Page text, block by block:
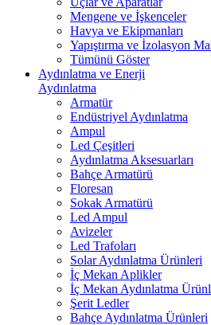
Mengene ve İşkenceler
Havya ve Ekipmanları
Yapıştırma ve İzolasyon
Tümünü Göster
Aydınlatma ve Enerji
Aydınlatma
Armatür
Endüstriyel Aydınlatma
Ampul
Led Çeşitleri
Aydınlatma Aksesuarları
Bahçe Armatürü
Floresan
Sokak Armatürü
Led Ampul
Avizeler
Led Trafoları
Solar Aydınlatma Ürünleri
İç Mekan Aplikler
İç Mekan Aydınlatma
Şerit Ledler
Bahçe Aydınlatma Ürünleri